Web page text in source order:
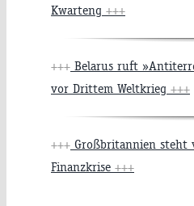
Kwarteng +++
+++ Belarus ruft
vor Drittem Weltkrieg +++
+++ Großbritannien steht
Finanzkrise +++